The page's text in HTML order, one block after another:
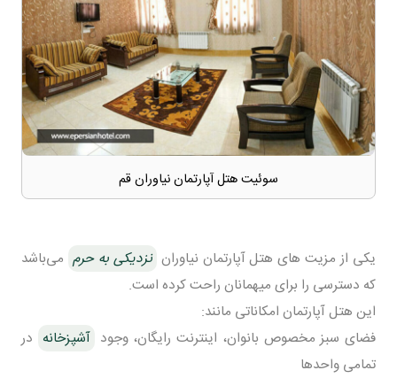
سوئیت هتل آپارتمان نیاوران قم
یکی از مزیت های هتل آپارتمان نیاوران نزدیکی به حرم می‌باشد
که دسترسی را برای میهمانان راحت کرده است.
این هتل آپارتمان امکاناتی مانند:
فضای سبز مخصوص بانوان، اینترنت رایگان، وجود آشپزخانه در
تمامی واحدها